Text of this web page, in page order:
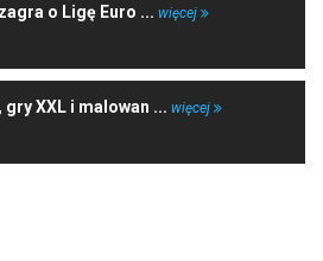
o Ligę Euro ... więcej
XXL i malowan ... więcej